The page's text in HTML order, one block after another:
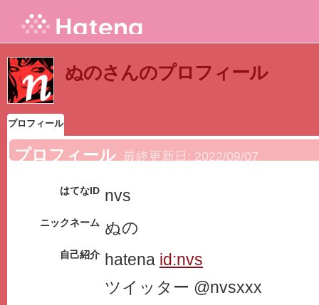
ぬのさんのプロフィール
プロフィール
プロフィール 最終更新日: 2022/09/07
はてなID nvs
ニックネーム ぬの
自己紹介 hatena id:nvs
ツイッター @nvsxxx